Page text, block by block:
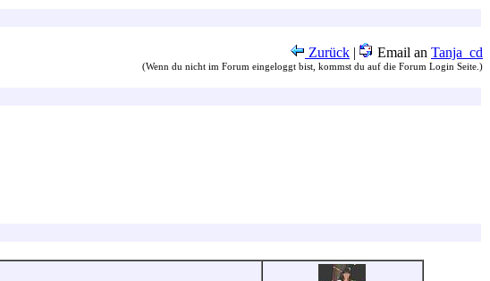
Zurück | Email an Tanja_cd
(Wenn du nicht im Forum eingeloggt bist, kommst du auf die Forum Login Seite.)